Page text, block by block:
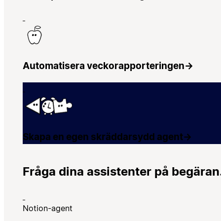
Automatisera veckorapporteringen→
Skapa en egen skräddarsydd agent→
Fråga dina assistenter på
Notion-agent